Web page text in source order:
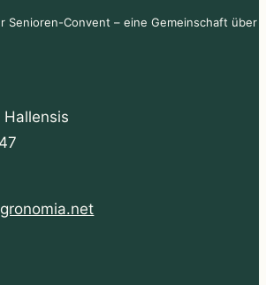
Senioren-Convent – eine Gemeinschaft über
Hallensis